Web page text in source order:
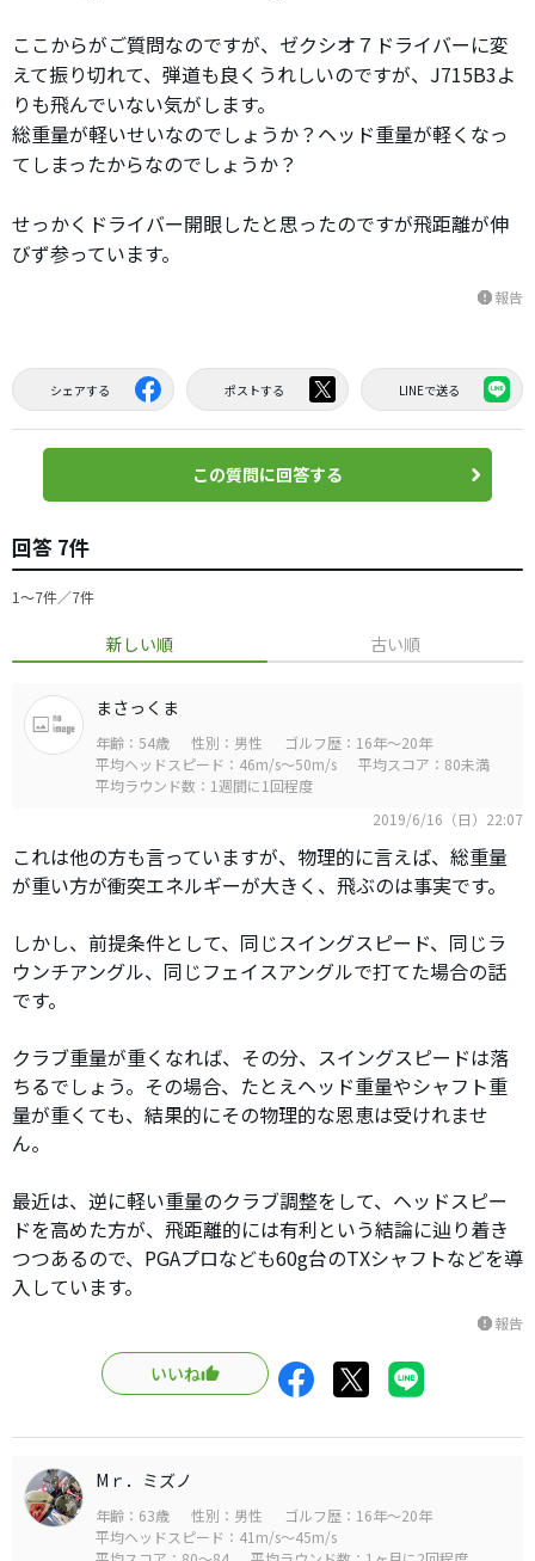
ここからがご質問なのですが、ゼクシオ７ドライバーに変
えて振り切れて、弾道も良くうれしいのですが、J715B3よ
りも飛んでいない気がします。
総重量が軽いせいなのでしょうか？ヘッド重量が軽くなっ
てしまったからなのでしょうか？
せっかくドライバー開眼したと思ったのですが飛距離が伸
びず参っています。
report報告
シェアする ポストする LINEで送る
この質問に回答する
回答 7件
1〜7件／7件
新しい順 古い順
まさっくま
年齢：54歳 性別：男性
ゴルフ歴：16年～20年
平均ヘッドスピード：46m/s～50m/s
平均スコア：80未満
平均ラウンド数：1週間に1回程度
2019/6/16（日）22:07
これは他の方も言っていますが、物理的に言えば、総重量
が重い方が衝突エネルギーが大きく、飛ぶのは事実です。
しかし、前提条件として、同じスイングスピード、同じラ
ウンチアングル、同じフェイスアングルで打てた場合の話
です。
クラブ重量が重くなれば、その分、スイングスピードは落
ちるでしょう。その場合、たとえヘッド重量やシャフト重
量が重くても、結果的にその物理的な恩恵は受けれませ
ん。
最近は、逆に軽い重量のクラブ調整をして、ヘッドスピー
ドを高めた方が、飛距離的には有利という結論に辿り着き
つつあるので、PGAプロなども60g台のTXシャフトなどを導
入しています。
report報告
いいね
Mｒ．ミズノ
年齢：63歳 性別：男性
ゴルフ歴：16年～20年
平均ヘッドスピード：41m/s～45m/s